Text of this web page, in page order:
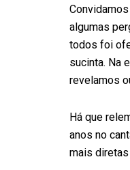
algumas
todos foi
sucinta. Na
revelamos
Há que
anos no
mais